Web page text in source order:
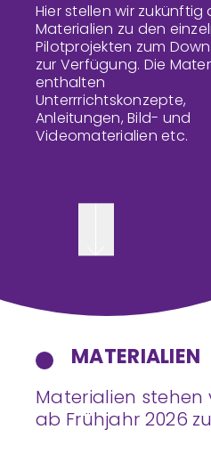
Hier stellen wir zukünftig
Materialien zu den
Pilotprojekten zum
zur Verfügung. Die
enthalten
Unterrrichtskonzepte,
Anleitungen, Bild- und
Videomaterialien etc.
MATERIALIEN
Materialien
ab Frühjahr 2026